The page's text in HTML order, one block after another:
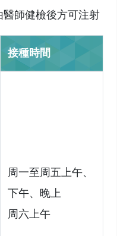
師健檢後方可注射
接種時間
周一至周五上午、
下午、晚上
周六上午